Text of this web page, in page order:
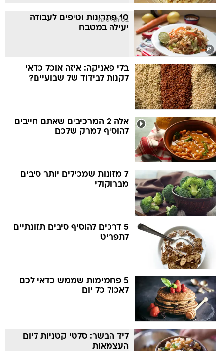
10 פתרונות וטיפים לעבודה
יעילה במטבח
בשיתוף סוגת
בלי פאניקה: איזה אוכל כדאי
לקנות לבידוד של שבועיים?
אלה 2 המרכיבים שאתם חייבים
להוסיף למרק שלכם
7 מזונות שמכילים יותר סיבים
מברוקולי
5 דרכים להוסיף סיבים תזונתיים
לתפריט
5 פחמימות שממש כדאי לכם
לאכול כל יום
ליד הבשר: סלטי קטניות ליום
העצמאות